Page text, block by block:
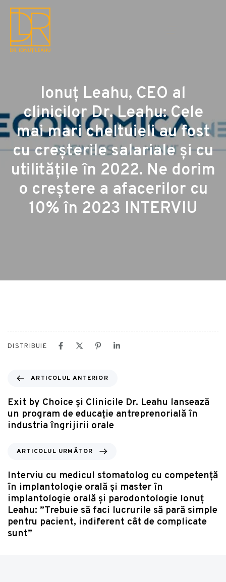
Ionuţ Leahu, CEO al
clinicilor Dr. Leahu: Cele
mai mari cheltuieli au fost
cu creșterile salariale și cu
utilitățile în 2022. Ne dorim
o creștere a afacerilor cu
10% în 2023 INTERVIU
DISTRIBUIE
ARTICOLUL ANTERIOR
Exit by Choice și Clinicile Dr. Leahu lansează
un program de educație antreprenorială în
industria îngrijirii orale
ARTICOLUL URMĂTOR
Interviu cu medicul stomatolog cu competență
în implantologie orală și master în
implantologie orală și parodontologie Ionuț
Leahu: ”Trebuie să faci lucrurile să pară simple
pentru pacient, indiferent cât de complicate
sunt”